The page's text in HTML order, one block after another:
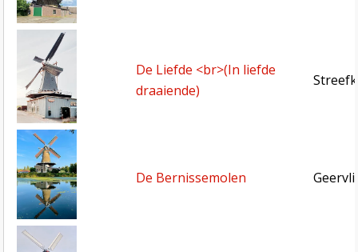
De Liefde <br>(In liefde
draaiende)
De Bernissemolen